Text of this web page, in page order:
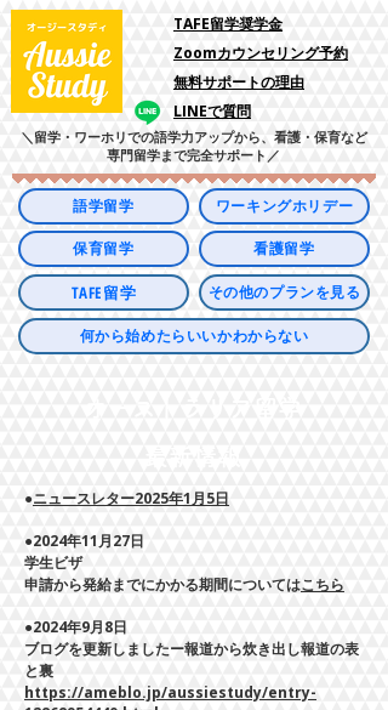
​TAFE留学奨学金
Zoomカウンセリング予約
​無料サポートの理由
LINEで質問
＼留学・ワーホリでの語学力アップから、看護・保育など
専門留学まで完全サポート／
語学留学
保育留学
TAFE留学
ワーキングホリデー
看護留学
その他のプランを見る
何から始めたらいいかわからない
●ニュースレター2025年1月5日
●2024年11月27日
学生ビザ
申請から発給までにかかる期間についてはこちら
●2024年9月8日
ブログを更新しましたー報道から炊き出し報道の表
と裏
https://ameblo.jp/aussiestudy/entry-